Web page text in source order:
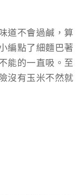
道不會過鹹，算
編點了細麵巴著
能的一直吸。至
沒有玉米不然就